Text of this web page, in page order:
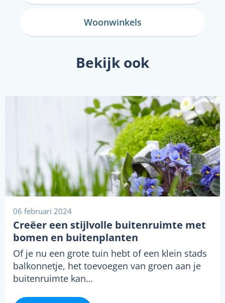
Woonwinkels
Bekijk ook
06 februari 2024
Creëer een stijlvolle buitenruimte met
bomen en buitenplanten
Of je nu een grote tuin hebt of een klein stads
balkonnetje, het toevoegen van groen aan je
buitenruimte kan…